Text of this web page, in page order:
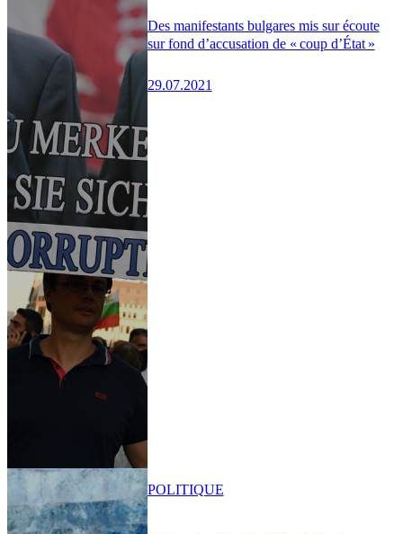
Des manifestants bulgares mis sur écoute
sur fond d’accusation de « coup d’État »
29.07.2021
POLITIQUE